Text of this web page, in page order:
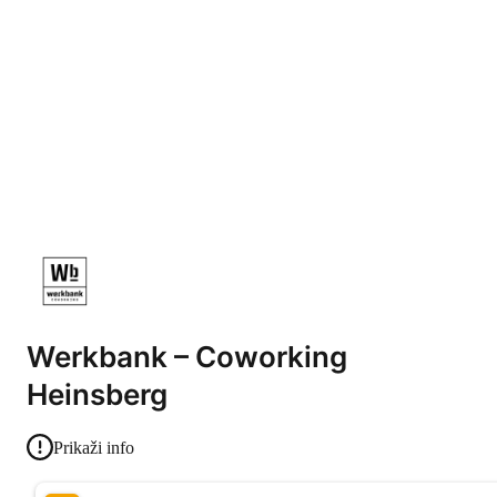
Werkbank – Coworking
Heinsberg
Prikaži info